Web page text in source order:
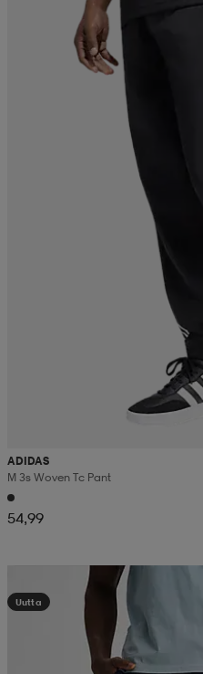
ADIDAS
M 3s Woven Tc Pant
54,99
Valitse 2, maksa 44,99€
Uutta